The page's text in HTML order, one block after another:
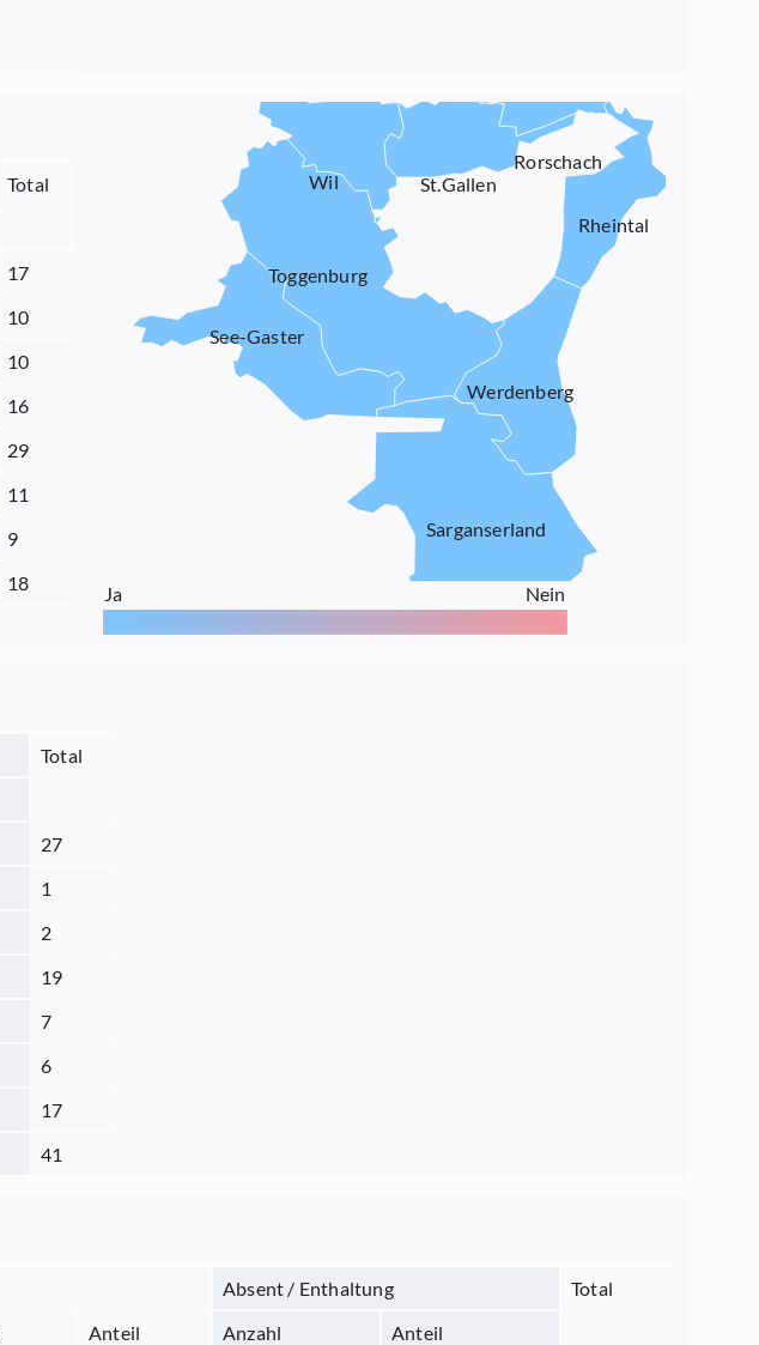
Total
17
10
10
16
29
11
9
18
Wil
Toggenburg
See-Gaster
Sarganserland
Werdenberg
Rheintal
Rorschach
St.Gallen
Ja Nein
Total
27
1
2
19
7
6
17
41
Absent / Enthaltung
Total
Anteil Anzahl
Anteil